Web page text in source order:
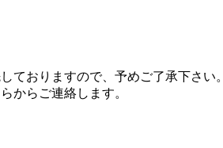
ておりますので、予めご了承下さい。
からご連絡します。